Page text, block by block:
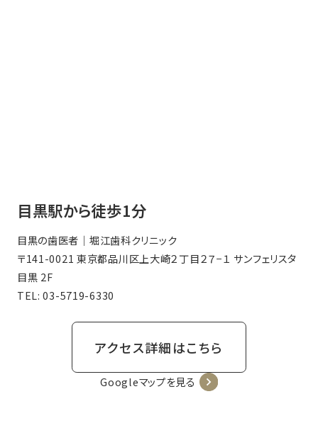
目黒駅から徒歩1分
目黒の歯医者｜堀江歯科クリニック
〒141-0021 東京都品川区上大崎２丁目２７−１ サンフェリスタ
目黒 2F
TEL:03-5719-6330
アクセス詳細はこちら
Googleマップを見る